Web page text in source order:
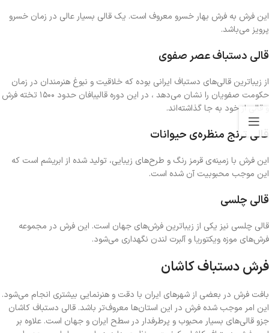
این فرش به فرش بهار خسرو معروف است‌. یک قالی بسیار عالی در زمان خسرو
پرویز می‌باشد.
قالی دستباف عصر صفوی
از زیباترین قالی‌های دستباف ایرانی بوده که خلاقیت و نبوغ هنرمندان در زمان
حکومت صفویان را نشان می‌دهد ، در این دوره قالیبافان حدود ۱۵۰۰ تخته فرش
و قالی از خود به جا گذاشته‌اند.
قالی ترنج منظره‌ی حیوانات
این فرش با زمینه‌ی قرمز رنگ و طرح‌های زیبایی، تولید شده از ابریشم است که
این موجب محبوبیت آن شده است.
قالی چلسی
قالی چلسی‌ نیز یکی از زیباترین فرش‌های جهان است. این فرش در مجموعه
فرش‌های موزه ویکتوریا و آلبرت لندن نگهداری می‌شود.
فرش دستباف کاشان
بافت فرش در بعضی از شهرهای ایران با دقت و هنرنمایی بیشتری انجام می‌شود.
این امر موجب شده فرش در این استان‌ها معروف‌تر باشد. قالی دستباف کاشان
جزو قالی‌های بسیار محبوب و پرطرفدار در سطح ایران و جهان است. علاوه بر